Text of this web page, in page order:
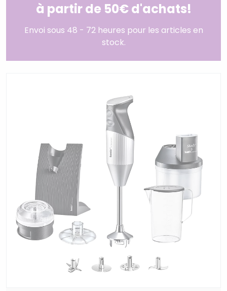
à partir de 50€ d'achats!
Envoi sous 48 - 72 heures pour les articles en
stock.